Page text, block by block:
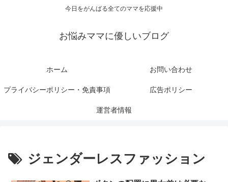
今日をがんばる全てのママを応援中
お悩みママに優しいブログ
ホーム お問い合わせ
プライバシーポリシー・免責事項 広告ポリシー
運営者情報
ジェンダーレスファッション